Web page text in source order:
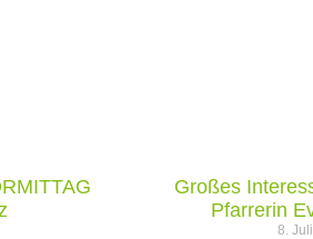
Großes
Pfarrerin
8.